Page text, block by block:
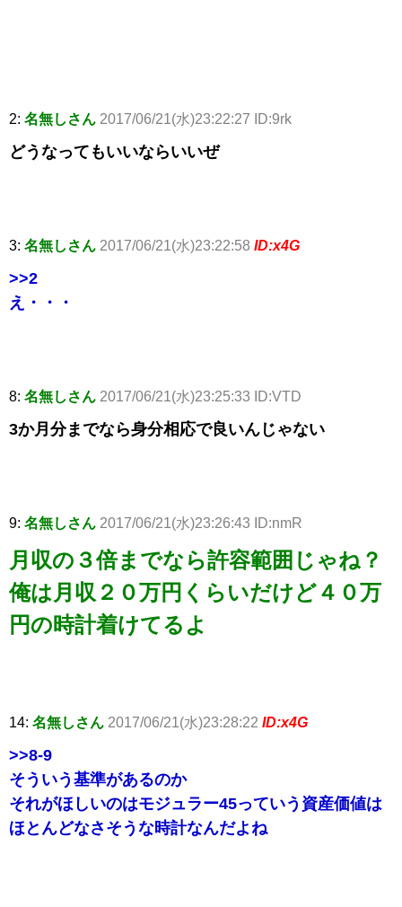
2: 名無しさん 2017/06/21(水)23:22:27 ID:9rk
どうなってもいいならいいぜ
3: 名無しさん 2017/06/21(水)23:22:58 ID:x4G
>>2
え・・・
8: 名無しさん 2017/06/21(水)23:25:33 ID:VTD
3か月分までなら身分相応で良いんじゃない
9: 名無しさん 2017/06/21(水)23:26:43 ID:nmR
月収の３倍までなら許容範囲じゃね？
俺は月収２０万円くらいだけど４０万
円の時計着けてるよ
14: 名無しさん 2017/06/21(水)23:28:22 ID:x4G
>>8-9
そういう基準があるのか
それがほしいのはモジュラー45っていう資産価値は
ほとんどなさそうな時計なんだよね